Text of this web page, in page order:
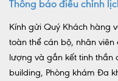
Thông báo điều chỉnh
Kính gửi Quý Khách hàng
toàn thể cán bộ, nhân
lượng và gắn kết tinh thần
building, Phòng khám Đa